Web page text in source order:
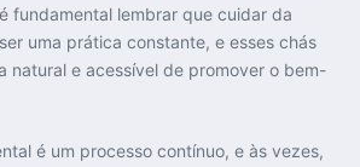
fundamental lembrar que cuidar da
uma prática constante, e esses chás
natural e acessível de promover o bem-
é um processo contínuo, e às vezes,